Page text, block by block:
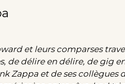
et leurs comparses
de délire en délire, de gig
Zappa et de ses collègues